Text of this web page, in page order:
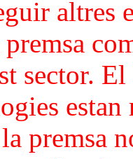
altres
sector.
premsa